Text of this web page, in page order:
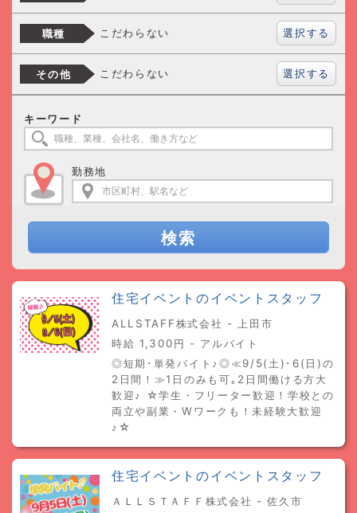
職種 こだわらない 選択する
その他 こだわらない 選択する
キーワード
勤務地
検索
住宅イベントのイベントスタッフ
ALLSTAFF株式会社 - 上田市
時給 1,300円 - アルバイト
◎短期･単発バイト♪◎≪9/5(土)･6(日)の
2日間！≫1日のみも可｡2日間働ける方大
歓迎♪ ☆学生・フリーター歓迎！学校との
両立や副業・Wワークも！未経験大歓迎
♪☆
住宅イベントのイベントスタッフ
ＡＬＬＳＴＡＦＦ株式会社 - 佐久市